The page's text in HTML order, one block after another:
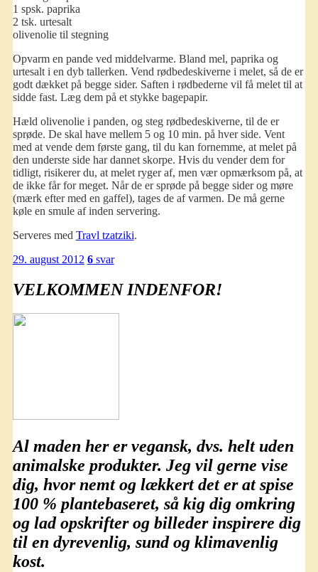
1 spsk. paprika
2 tsk. urtesalt
olivenolie til stegning
Opvarm en pande ved middelvarme. Bland mel, paprika og
urtesalt i en dyb tallerken. Vend rødbedeskiverne i melet, så de er
godt dækket på begge sider. Saften i rødbederne vil få melet til at
sidde fast. Læg dem på et stykke bagepapir.
Hæld olivenolie i panden, og steg rødbedeskiverne, til de er
sprøde. De skal have mellem 5 og 10 min. på hver side. Vent
med at vende dem første gang, til du kan fornemme, at melet på
den underste side har dannet skorpe. Hvis du vender dem for
tidligt, risikerer du, at melet ryger af, men vær opmærksom på, at
de ikke får for meget. Når de er sprøde på begge sider og møre
(mærk efter med en gaffel), tages de af varmen. De må gerne
køle en smule af inden servering.
Serveres med Travl tzatziki.
29. august 2012 6svar
VELKOMMEN INDENFOR!
Al maden her ervegansk, dvs. helt uden
animalske produkter. Jeg vil gerne vise
dig, hvor nemt og lækkert det er at spise
100 % plantebaseret, så kig dig omkring
og lad opskrifter og billeder inspirere dig
til en dyrevenlig, sund og klimavenlig
kost.